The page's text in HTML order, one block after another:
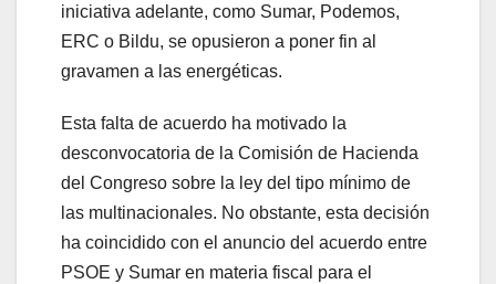
iniciativa adelante, como Sumar, Podemos,
ERC o Bildu, se opusieron a poner fin al
gravamen a las energéticas.
Esta falta de acuerdo ha motivado la
desconvocatoria de la Comisión de Hacienda
del Congreso sobre la ley del tipo mínimo de
las multinacionales. No obstante, esta decisión
ha coincidido con el anuncio del acuerdo entre
PSOE y Sumar en materia fiscal para el